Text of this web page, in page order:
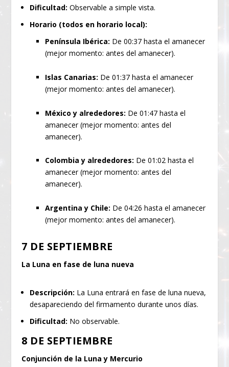
Dificultad: Observable a simple vista.
Horario (todos en horario local):
Península Ibérica: De 00:37 hasta el amanecer
(mejor momento: antes del amanecer).
Islas Canarias: De 01:37 hasta el amanecer
(mejor momento: antes del amanecer).
México y alrededores: De 01:47 hasta el
amanecer (mejor momento: antes del
amanecer).
Colombia y alrededores: De 01:02 hasta el
amanecer (mejor momento: antes del
amanecer).
Argentina y Chile: De 04:26 hasta el amanecer
(mejor momento: antes del amanecer).
7 DE SEPTIEMBRE
La Luna en fase de luna nueva
Descripción: La Luna entrará en fase de luna nueva,
desapareciendo del firmamento durante unos días.
Dificultad: No observable.
8 DE SEPTIEMBRE
Conjunción de la Luna y Mercurio